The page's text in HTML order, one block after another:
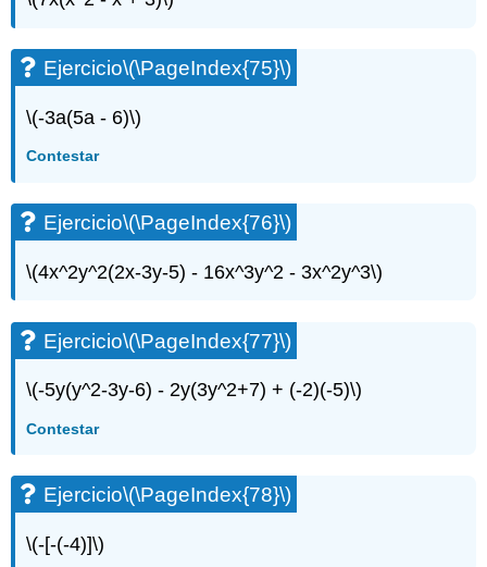
Ejercicio\(\PageIndex{75}\)
\(-3a(5a - 6)\)
Contestar
Ejercicio\(\PageIndex{76}\)
\(4x^2y^2(2x-3y-5) - 16x^3y^2 - 3x^2y^3\)
Ejercicio\(\PageIndex{77}\)
\(-5y(y^2-3y-6) - 2y(3y^2+7) + (-2)(-5)\)
Contestar
Ejercicio\(\PageIndex{78}\)
\(-[-(-4)]\)